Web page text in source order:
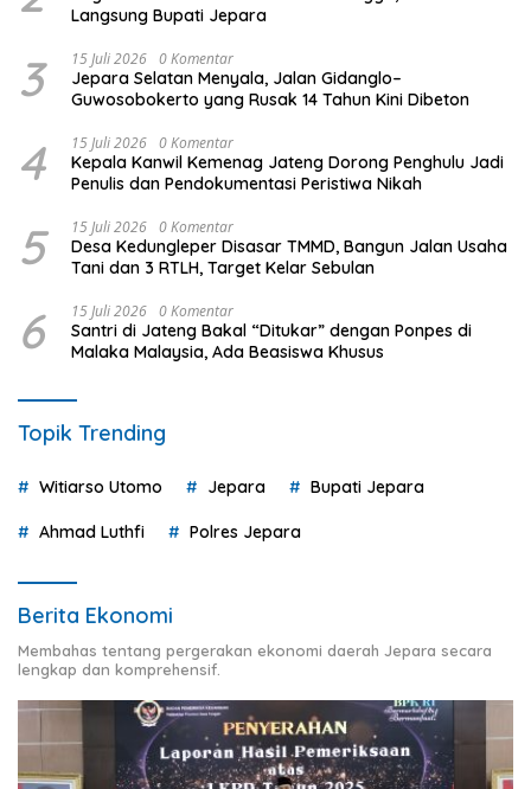
Langsung Bupati Jepara
3 15 Juli 2026 0 Komentar
Jepara Selatan Menyala, Jalan Gidanglo–
Guwosobokerto yang Rusak 14 Tahun Kini Dibeton
4 15 Juli 2026 0 Komentar
Kepala Kanwil Kemenag Jateng Dorong Penghulu Jadi
Penulis dan Pendokumentasi Peristiwa Nikah
5 15 Juli 2026 0 Komentar
Desa Kedungleper Disasar TMMD, Bangun Jalan Usaha
Tani dan 3 RTLH, Target Kelar Sebulan
6 15 Juli 2026 0 Komentar
Santri di Jateng Bakal “Ditukar” dengan Ponpes di
Malaka Malaysia, Ada Beasiswa Khusus
Topik Trending
Witiarso Utomo Jepara Bupati Jepara
Ahmad Luthfi Polres Jepara
Berita Ekonomi
Membahas tentang pergerakan ekonomi daerah Jepara secara
lengkap dan komprehensif.